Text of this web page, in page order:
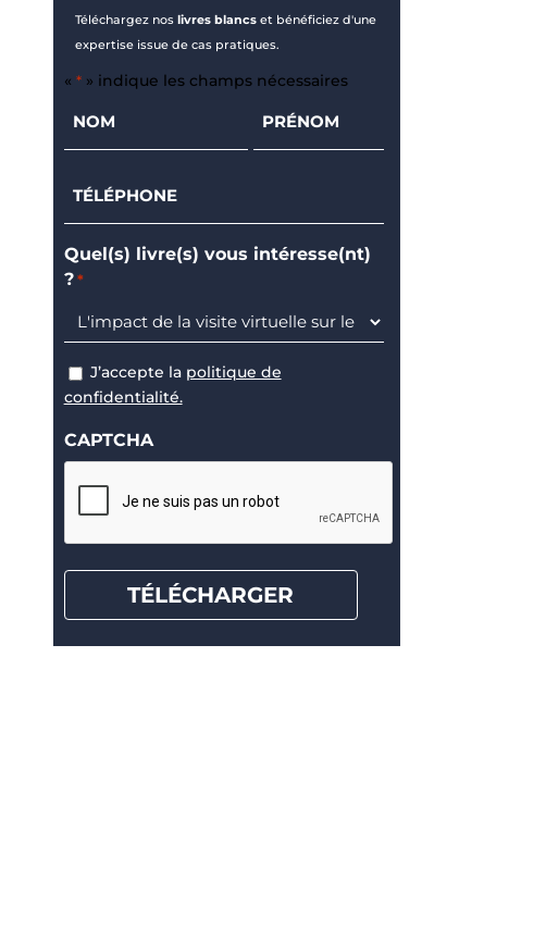
Téléchargez noslivres blancset bénéficiez d'une
expertise issue de cas pratiques.
« *» indique les champs nécessaires
Quel(s) livre(s) vous intéresse(nt)
? *
RGPDJ’accepte la politique de
confidentialité.
CAPTCHA